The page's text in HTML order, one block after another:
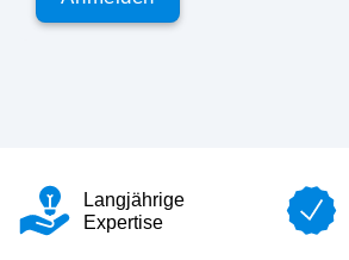
Langjährige
Expertise